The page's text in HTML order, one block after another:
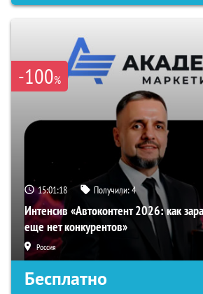
-100%
15:01:17 Получили:4
Интенсив «Автоконтент 2026: как
еще нет конкурентов»
Россия
Бесплатно